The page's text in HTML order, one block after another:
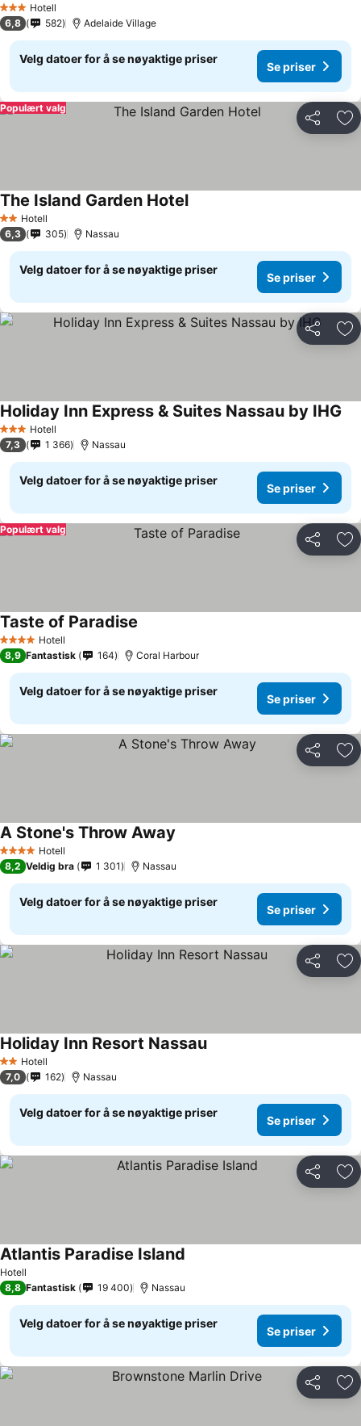
3 StjernerHotell
6,8 582 Adelaide Village
Velg datoer for å se nøyaktige priser
Se priser
Del
Populært valg
2 Stjerner
Hotell
The Island Garden Hotel
6,3 305 Nassau
Velg datoer for å se nøyaktige priser
Se priser
Del
3 StjernerHotell
Holiday Inn Express & Suites Nassau by IHG
7,3 1 366 Nassau
Velg datoer for å se nøyaktige priser
Se priser
Del
Populært valg
4 StjernerHotell
Taste of Paradise
8,9 Fantastisk 164 Coral Harbour
Velg datoer for å se nøyaktige priser
Se priser
Del
4 StjernerHotell
A Stone's Throw Away
8,2 Veldig bra 1 301 Nassau
Velg datoer for å se nøyaktige priser
Se priser
Del
2 Stjerner
Hotell
Holiday Inn Resort Nassau
7,0 162 Nassau
Velg datoer for å se nøyaktige priser
Se priser
Del
Hotell
Atlantis Paradise Island
8,8 Fantastisk 19 400 Nassau
Velg datoer for å se nøyaktige priser
Se priser
Del